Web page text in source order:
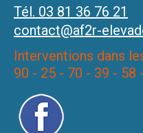
Tél. 03 81 36 76 21
contact@af2r-
Interventions dans
90 - 25 - 70 - 39 - 58